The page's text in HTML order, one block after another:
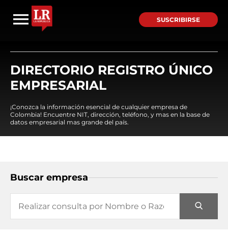
SUSCRIBIRSE
DIRECTORIO REGISTRO ÚNICO
EMPRESARIAL
¡Conozca la información esencial de cualquier empresa de
Colombia! Encuentre NIT, dirección, teléfono, y mas en la base de
datos empresarial mas grande del país.
Buscar empresa